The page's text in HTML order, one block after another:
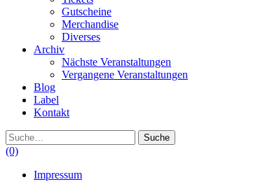
Gutscheine
Merchandise
Diverses
Archiv
Nächste Veranstaltungen
Vergangene Veranstaltungen
Blog
Label
Kontakt
Suche
(0)
Impressum